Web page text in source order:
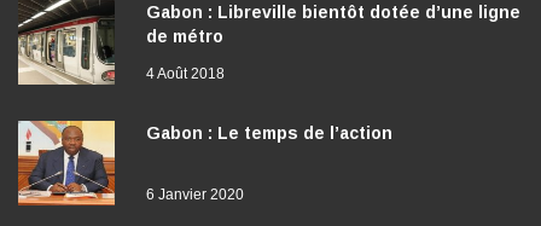
Gabon : Libreville bientôt dotée d’une ligne
de métro
4 Août 2018
Gabon : Le temps de l’action
6 Janvier 2020